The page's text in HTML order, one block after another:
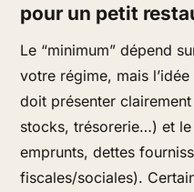
pour un petit
Le “minimum” dépend
votre régime, mais
doit présenter
stocks, trésorerie…) et
emprunts, dettes
fiscales/sociales).